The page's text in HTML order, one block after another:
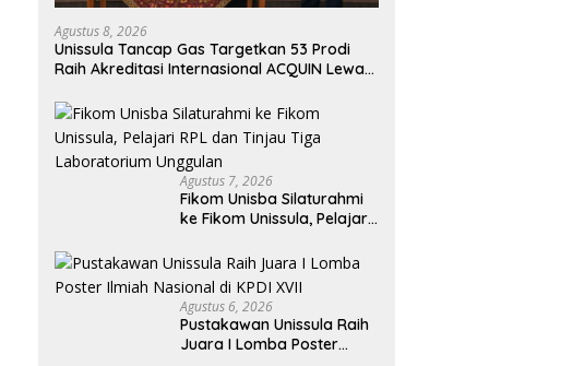
Agustus 8, 2026
Unissula Tancap Gas Targetkan 53 Prodi
Raih Akreditasi Internasional ACQUIN Lewat
Agustus 7, 2026
Fikom Unisba Silaturahmi
ke Fikom Unissula, Pelajari
Laboratorium Unggulan
Agustus 6, 2026
Pustakawan Unissula Raih
Juara I Lomba Poster